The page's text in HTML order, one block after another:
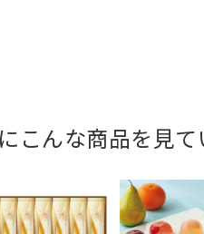
こんな商品を見て